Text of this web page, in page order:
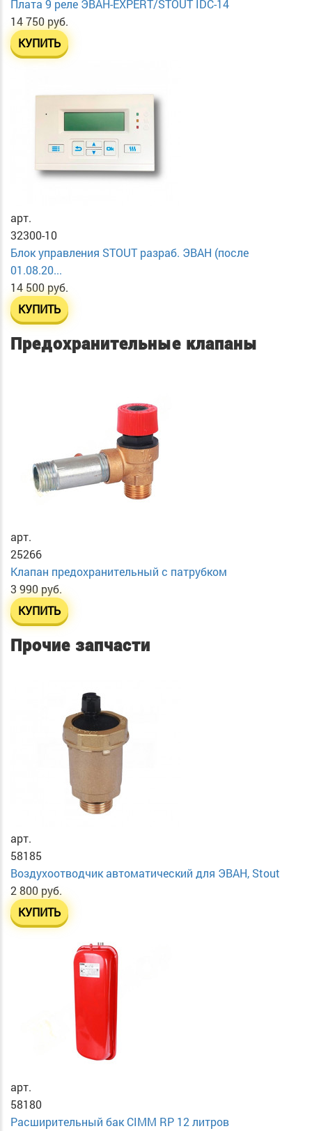
Плата 9 реле ЭВАН-EXPERT/STOUT IDC-14
14 750 руб.
КУПИТЬ
арт.
32300-10
Блок управления STOUT разраб. ЭВАН (после
01.08.20...
14 500 руб.
КУПИТЬ
Предохранительные клапаны
арт.
25266
Клапан предохранительный с патрубком
3 990 руб.
КУПИТЬ
Прочие запчасти
арт.
58185
Воздухоотводчик автоматический для ЭВАН, Stout
2 800 руб.
КУПИТЬ
арт.
58180
Расширительный бак CIMM RP 12 литров